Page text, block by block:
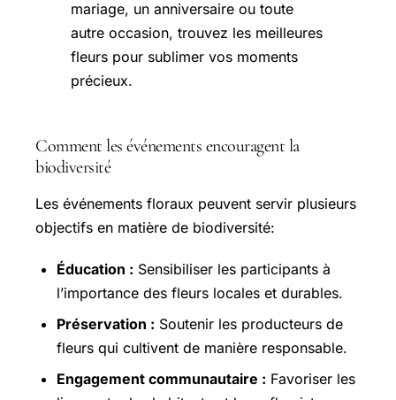
Comment les événements encouragent la
biodiversité
Les événements floraux peuvent servir plusieurs
objectifs en matière de biodiversité:
Éducation : Sensibiliser les participants à
l’importance des fleurs locales et durables.
Préservation : Soutenir les producteurs de
fleurs qui cultivent de manière responsable.
Engagement communautaire : Favoriser les